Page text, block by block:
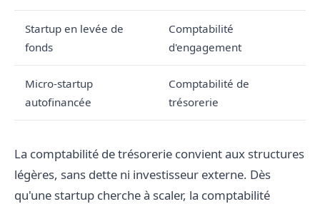
Startup en levée de
fonds
Comptabilité
d'engagement
Micro-startup
autofinancée
Comptabilité de
trésorerie
La comptabilité de trésorerie convient aux structures
légères, sans dette ni investisseur externe. Dès
qu'une startup cherche à scaler, la comptabilité